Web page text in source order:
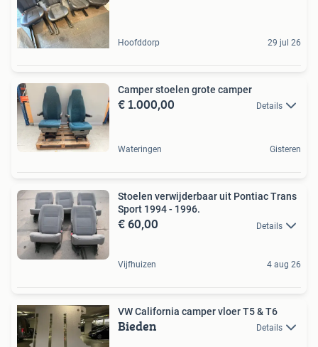
Hoofddorp 29 jul 26
Camper stoelen grote camper
€ 1.000,00 Details
Wateringen Gisteren
Stoelen verwijderbaar uit Pontiac Trans
Sport 1994 - 1996.
€ 60,00 Details
Vijfhuizen 4 aug 26
VW California camper vloer T5 & T6
Bieden Details